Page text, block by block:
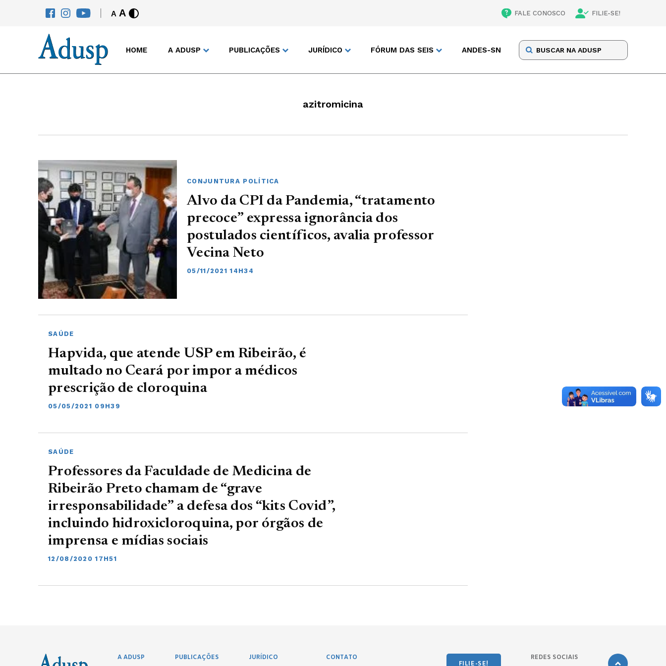
A A FALE CONOSCO FILIE-SE!
HOME A ADUSP PUBLICAÇÕES JURÍDICO FÓRUM DAS SEIS ANDES-SN
azitromicina
CONJUNTURA POLÍTICA
Alvo da CPI da Pandemia, “tratamento
precoce” expressa ignorância dos
postulados científicos, avalia professor
Vecina Neto
05/11/2021 14H34
SAÚDE
Hapvida, que atende USP em Ribeirão, é
multado no Ceará por impor a médicos
prescrição de cloroquina
05/05/2021 09H39
SAÚDE
Professores da Faculdade de Medicina de
Ribeirão Preto chamam de “grave
irresponsabilidade” a defesa dos “kits Covid”,
incluindo hidroxicloroquina, por órgãos de
imprensa e mídias sociais
12/08/2020 17H51
A ADUSP PUBLICAÇÕES JURÍDICO
CONTATO
FILIE-SE!
REDES SOCIAIS